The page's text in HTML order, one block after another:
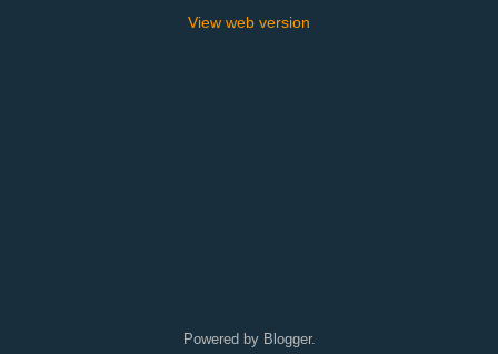
View web version
Powered by Blogger.